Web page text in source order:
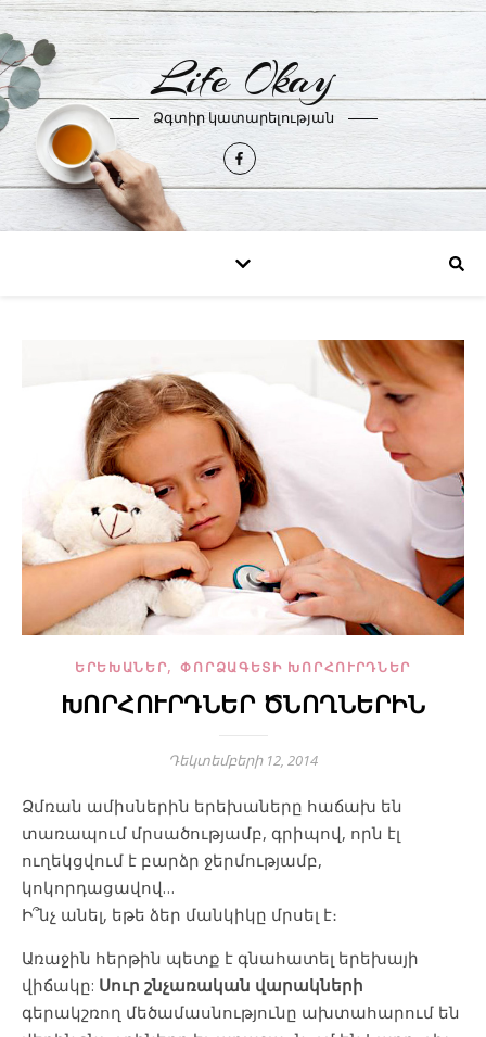
Life Okay
Ձգտիր կատարելության
ԵՐԵԽԱՆԵՐ,ՓՈՐՁԱԳԵՏԻ ԽՈՐՀՈՒՐԴՆԵՐ
ԽՈՐՀՈՒՐԴՆԵՐ ԾՆՈՂՆԵՐԻՆ
Դեկտեմբերի 12, 2014
Ձմռան ամիսներին երեխաները հաճախ են
տառապում մրսածությամբ, գրիպով, որն էլ
ուղեկցվում է բարձր ջերմությամբ,
կոկորդացավով…
Ի՞նչ անել, եթե ձեր մանկիկը մրսել է։
Առաջին հերթին պետք է գնահատել երեխայի
վիճակը: Սուր շնչառական վարակների
գերակշռող մեծամասնությունը ախտահարում են